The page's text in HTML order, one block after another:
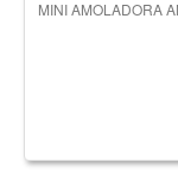
MINI AMOLADORA